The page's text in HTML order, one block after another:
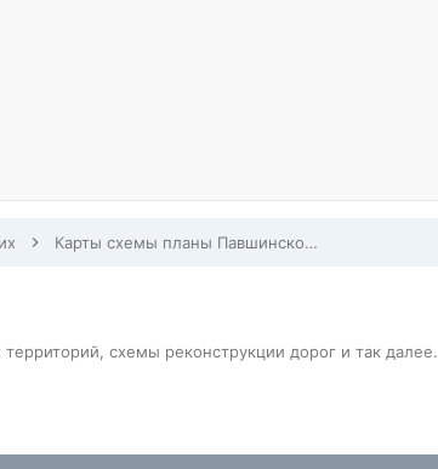
Карты схемы планы Павшинской Поймы
схемы реконструкции дорог и так далее.